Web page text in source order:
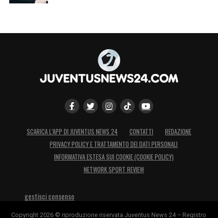
Tumminello
LA PLAYLIST DELLE NOSTRE TOP NEWS
SCARICA L’APP DI JUVENTUS NEWS 24 CONTATTI
REDAZIONE
PRIVACY POLICY E TRATTAMENTO DEI DATI PERSONALI
INFORMATIVA ESTESA SUI COOKIE (COOKIE POLICY)
NETWORK SPORT REVIEW
gestisci consenso
Copyright 2026 © riproduzione riservata Juventus News 24 – Registro